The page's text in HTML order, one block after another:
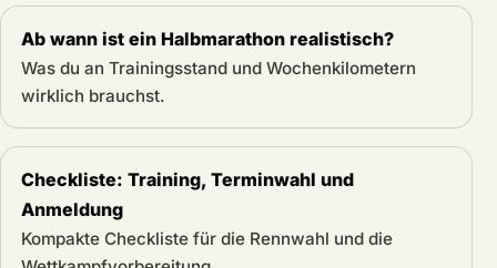
Ab wann ist ein Halbmarathon realistisch?
Was du an Trainingsstand und Wochenkilometern
wirklich brauchst.
Checkliste: Training, Terminwahl und
Anmeldung
Kompakte Checkliste für die Rennwahl und die